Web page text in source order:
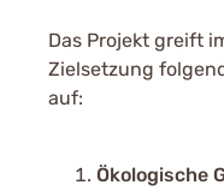
Das Projekt greift
Zielsetzung
auf:
Ökologische